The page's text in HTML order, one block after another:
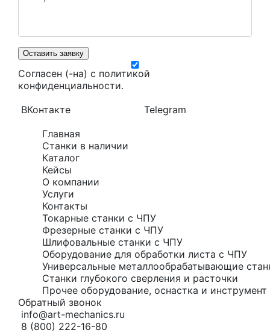
Оставить заявку
Согласен (-на) с политикой
конфиденциальности.
ВКонтакте
Telegram
Главная
Станки в наличии
Каталог
Кейсы
О компании
Услуги
Контакты
Токарные станки с ЧПУ
Фрезерные станки с ЧПУ
Шлифовальные станки с ЧПУ
Оборудование для обработки листа с ЧПУ
Универсальные металлообрабатывающие
Станки глубокого сверления и расточки
Прочее оборудование, оснастка и
Обратный звонок
info@art-mechanics.ru
8 (800) 222-16-80